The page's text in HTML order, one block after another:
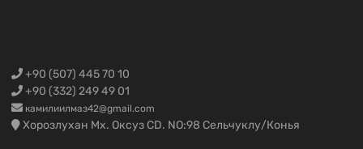
+90 (507) 445 70 10
+90 (332) 249 49 01
камилиилмаз42@gmail.com
Хорозлухан Мх. Оксуз CD. NO:98 Сельчуклу/Конья